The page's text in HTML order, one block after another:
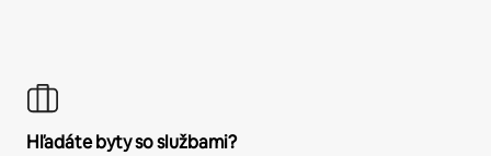
Hľadáte byty so službami?